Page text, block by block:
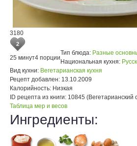
3180
2
25 минут4 порции
Тип блюда: Разные
Национальная кухня:
Вид кухни: Вегетарианская кухня
Рецепт добавлен: 13.10.2009
Калорийность: Низкая
ID рецепта из книги: 10845 (Вегетарианский
Таблица мер и весов
Ингредиенты: